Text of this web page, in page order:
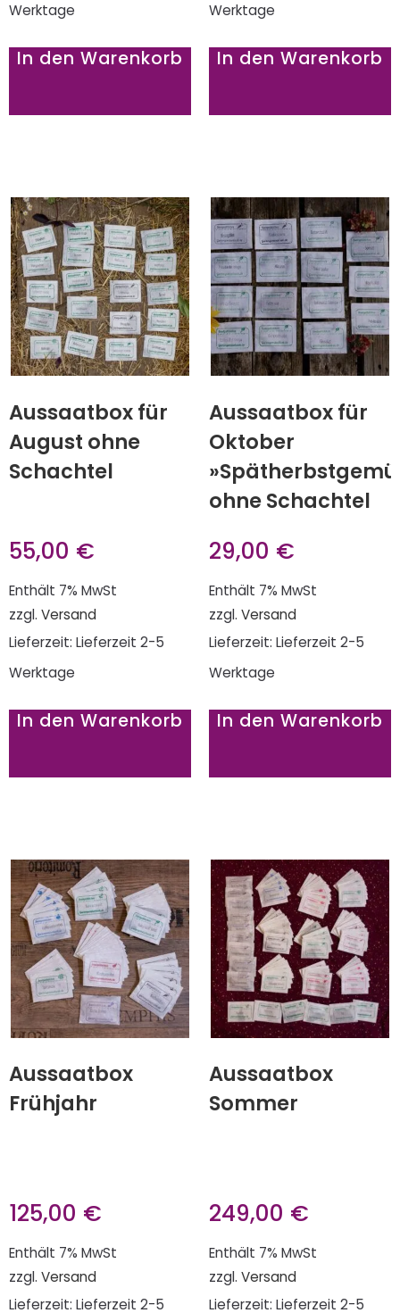
Werktage
In den Warenkorb
Werktage
In den Warenkorb
Aussaatbox für
August ohne
Schachtel
55,00 €
Enthält 7% MwSt
zzgl. Versand
Lieferzeit: Lieferzeit 2-5
Werktage
In den Warenkorb
Aussaatbox für
Oktober
ohne Schachtel
29,00 €
Enthält 7% MwSt
zzgl. Versand
Lieferzeit: Lieferzeit 2-5
Werktage
In den Warenkorb
Aussaatbox
Frühjahr
125,00 €
Enthält 7% MwSt
zzgl. Versand
Lieferzeit: Lieferzeit 2-5
Aussaatbox
Sommer
249,00 €
Enthält 7% MwSt
zzgl. Versand
Lieferzeit: Lieferzeit 2-5